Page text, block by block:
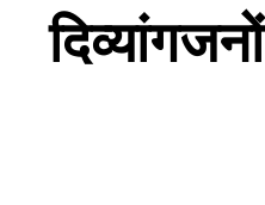
दिव्यांगजनों